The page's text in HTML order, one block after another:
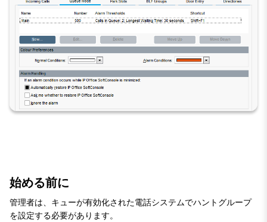
始める前に
管理者は、キューが有効化された電話システムでハントグループ
を設定する必要があります。